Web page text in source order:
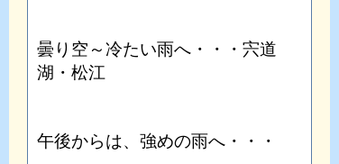
曇り空～冷たい雨へ・・・宍道
湖・松江
午後からは、強めの雨へ・・・